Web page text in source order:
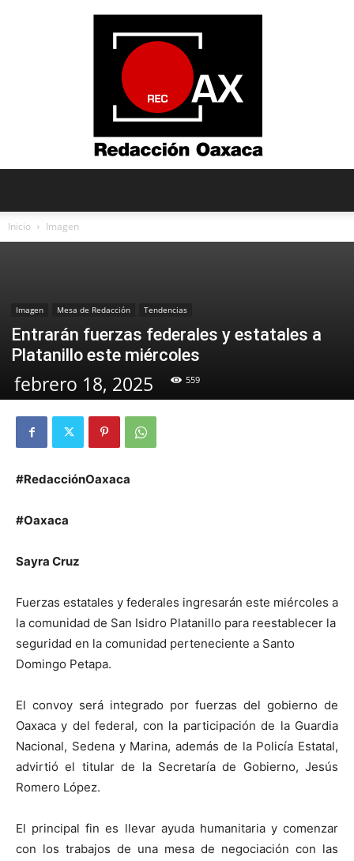
Inicio Imagen
Imagen Mesa de Redacción Tendencias
Entrarán fuerzas federales y estatales a
Platanillo este miércoles
febrero 18, 2025 559
#RedacciónOaxaca
#Oaxaca
Sayra Cruz
Fuerzas estatales y federales ingresarán este miércoles a
la comunidad de San Isidro Platanillo para reestablecer la
seguridad en la comunidad perteneciente a Santo
Domingo Petapa.
El convoy será integrado por fuerzas del gobierno de
Oaxaca y del federal, con la participación de la Guardia
Nacional, Sedena y Marina, además de la Policía Estatal,
advirtió el titular de la Secretaría de Gobierno, Jesús
Romero López.
El principal fin es llevar ayuda humanitaria y comenzar
con los trabajos de una mesa de negociación con las